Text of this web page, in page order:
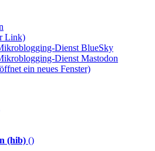
Link)
Dienst BlueSky
Dienst Mastodon
ein neues Fenster)
(hib) ()